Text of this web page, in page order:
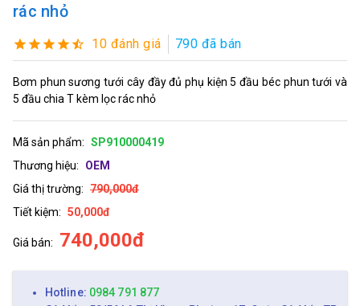
rác nhỏ
10 đánh giá 790 đã bán
Bơm phun sương tưới cây đầy đủ phụ kiện 5 đầu béc phun tưới và
5 đầu chia T kèm lọc rác nhỏ
Mã sản phẩm: SP910000419
Thương hiệu:
OEM
Giá thị trường: 790,000đ
Tiết kiệm: 50,000đ
Giá bán: 740,000đ
Hotline: 0984 791 877